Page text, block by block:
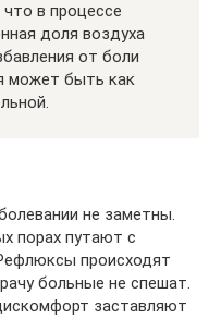
в процессе
доля воздуха
от боли
может быть как
не заметны.
порах путают с
происходят
больные не спешат.
заставляют